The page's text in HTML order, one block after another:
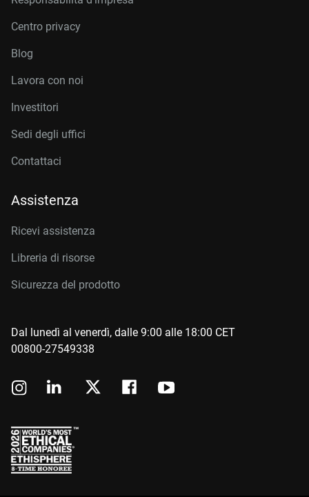
Centro privacy
Blog
Lavora con noi
Investitori
Sedi degli uffici
Contattaci
Assistenza
Ricevi assistenza
Libreria di risorse
Sicurezza del prodotto
Dal lunedì al venerdì, dalle 9:00 alle 18:00 CET
00800-27549338